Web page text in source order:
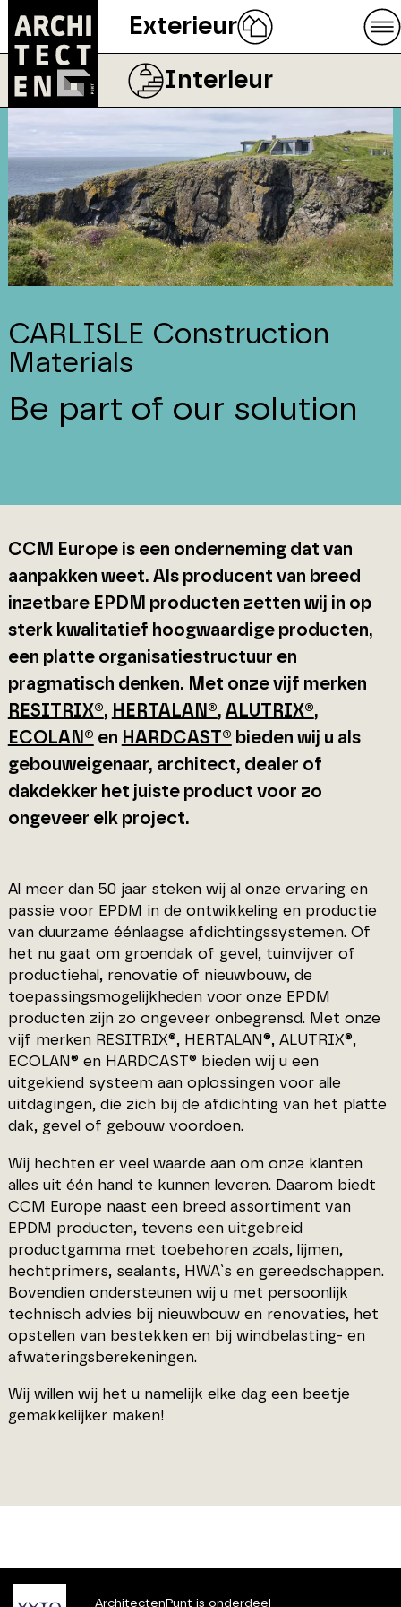
Exterieur
Interieur
CARLISLE Construction
Materials
Be part of our solution
CCM Europe is een onderneming dat van
aanpakken weet. Als producent van breed
inzetbare EPDM producten zetten wij in op
sterk kwalitatief hoogwaardige producten,
een platte organisatiestructuur en
pragmatisch denken. Met onze vijf merken
RESITRIX®, HERTALAN®, ALUTRIX®,
ECOLAN® en HARDCAST® bieden wij u als
gebouweigenaar, architect, dealer of
dakdekker het juiste product voor zo
ongeveer elk project.
Al meer dan 50 jaar steken wij al onze ervaring en
passie voor EPDM in de ontwikkeling en productie
van duurzame éénlaagse afdichtingssystemen. Of
het nu gaat om groendak of gevel, tuinvijver of
productiehal, renovatie of nieuwbouw, de
toepassingsmogelijkheden voor onze EPDM
producten zijn zo ongeveer onbegrensd. Met onze
vijf merken RESITRIX®, HERTALAN®, ALUTRIX®,
ECOLAN® en HARDCAST® bieden wij u een
uitgekiend systeem aan oplossingen voor alle
uitdagingen, die zich bij de afdichting van het platte
dak, gevel of gebouw voordoen.
Wij hechten er veel waarde aan om onze klanten
alles uit één hand te kunnen leveren. Daarom biedt
CCM Europe naast een breed assortiment van
EPDM producten, tevens een uitgebreid
productgamma met toebehoren zoals, lijmen,
hechtprimers, sealants, HWA`s en gereedschappen.
Bovendien ondersteunen wij u met persoonlijk
technisch advies bij nieuwbouw en renovaties, het
opstellen van bestekken en bij windbelasting- en
afwateringsberekeningen.
Wij willen wij het u namelijk elke dag een beetje
gemakkelijker maken!
ArchitectenPunt is onderdeel